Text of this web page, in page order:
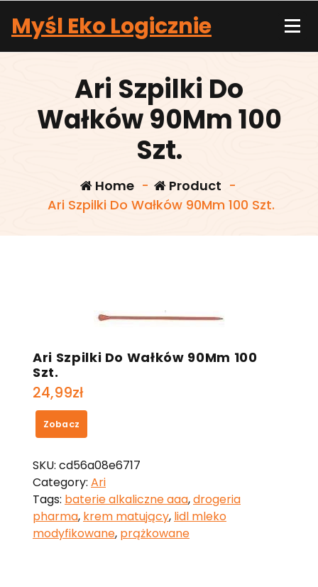
content
Myśl Eko Logicznie
Ari Szpilki Do
Wałków 90Mm 100
Szt.
Home- Product -
Ari Szpilki Do Wałków 90Mm 100 Szt.
Ari Szpilki Do Wałków 90Mm 100
Szt.
24,99zł
Zobacz
SKU: cd56a08e6717
Category: Ari
Tags: baterie alkaliczne aaa,drogeria
pharma, krem matujący, lidl mleko
modyfikowane, prążkowane